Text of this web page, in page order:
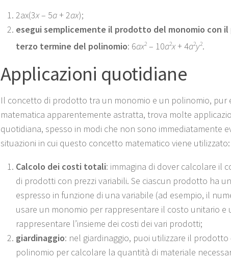
2ax(3x– 5a+ 2ax);
esegui semplicemente il prodotto del monomio con il
terzo termine del polinomio: 6ax2 – 10a2x+ 4a2y2.
Applicazioni quotidiane
Il concetto di prodotto tra un monomio e un polinomio, pur
matematica apparentemente astratta, trova molte
quotidiana, spesso in modi che non sono immediatamente
situazioni in cui questo concetto matematico viene utilizzato:
Calcolo dei costi totali: immagina di dover calcolare il
di prodotti con prezzi variabili. Se ciascun prodotto ha
espresso in funzione di una variabile (ad esempio, il
usare un monomio per rappresentare il costo unitario e
rappresentare l’insieme dei costi dei vari prodotti;
giardinaggio: nel giardinaggio, puoi utilizzare il
polinomio per calcolare la quantità di materiale